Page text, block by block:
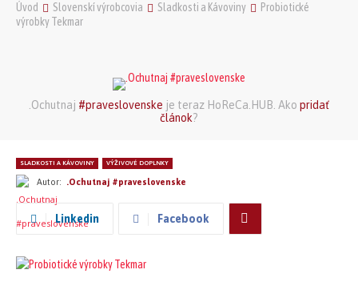
Úvod Slovenskí výrobcovia Sladkosti a Kávoviny
Probiotické
výrobky Tekmar
.Ochutnaj #praveslovenske je teraz HoReCa.HUB. Ako pridať
článok?
SLADKOSTI A KÁVOVINY VÝŽIVOVÉ DOPLNKY
Autor: .Ochutnaj #praveslovenske
Linkedin Facebook